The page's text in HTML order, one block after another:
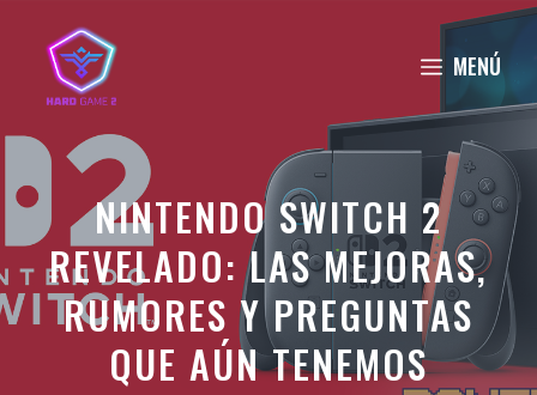
contenido
MENÚ
NINTENDO SWITCH 2
REVELADO: LAS MEJORAS,
RUMORES Y PREGUNTAS
QUE AÚN TENEMOS